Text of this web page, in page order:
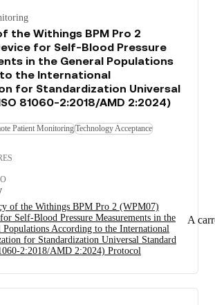
A
the Withings BPM Pro 2
for Self-Blood Pressure
in the General Populations
the International
for Standardization Universal
81060-2:2018/AMD 2:2024)
Patient MonitoringTechnology Acceptance
of the Withings BPM Pro 2 (WPM07)
Self-Blood Pressure Measurements in the
Populations According to the International
for Standardization Universal Standard
2:2018/AMD 2:2024) Protocol